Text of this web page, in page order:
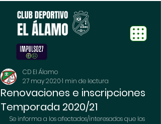
Renovaciones e inscripciones
Temporada 2020/21
CD El Álamo
27 may 20201 min de lectura
Se informa a los afectados/interesados que los